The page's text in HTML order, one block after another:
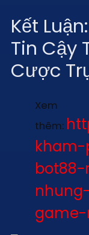
Kết
Tin Cậy
Cược
Xem
thêm: